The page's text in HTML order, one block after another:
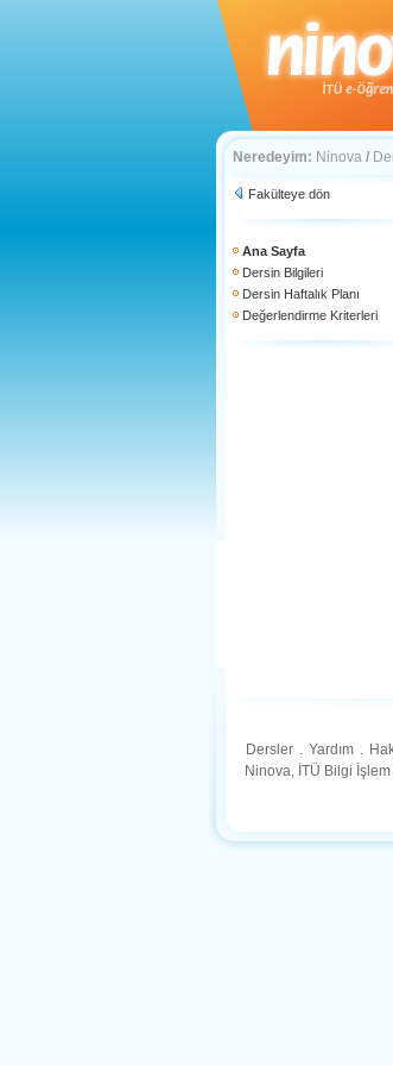
Neredeyim: Ninova /
Fakülteye dön
Ana Sayfa
Dersin Bilgileri
Dersin Haftalık Planı
Değerlendirme Kriterleri
Dersler . Yardım .
Ninova, İTÜ Bilgi